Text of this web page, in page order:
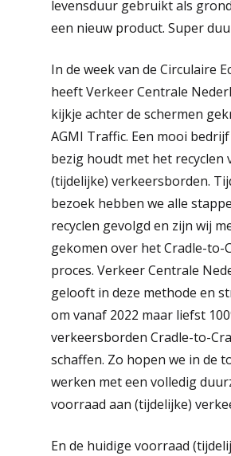
levensduur gebruikt als
een nieuw product. Super
In de week van de Circulaire
heeft Verkeer Centrale
kijkje achter de schermen
AGMI Traffic. Een mooi bedrijf
bezig houdt met het recyclen
(tijdelijke) verkeersborden.
bezoek hebben we alle
recyclen gevolgd en zijn wij
gekomen over het Cradle-to-
proces. Verkeer Centrale
gelooft in deze methode en
om vanaf 2022 maar liefst
verkeersborden Cradle-to-
schaffen. Zo hopen we in de
werken met een volledig
voorraad aan (tijdelijke)
En de huidige voorraad